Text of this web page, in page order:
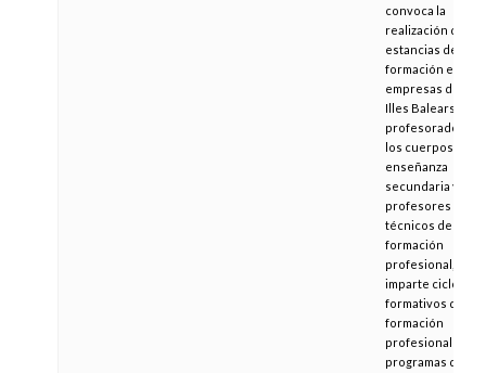
convoca la
realización de
estancias de
formación en
empresas de las
Illes Balears del
profesorado de
los cuerpos de
enseñanza
secundaria y
profesores
técnicos de
formación
profesional, que
imparte ciclos
formativos de
formación
profesional y
programas de